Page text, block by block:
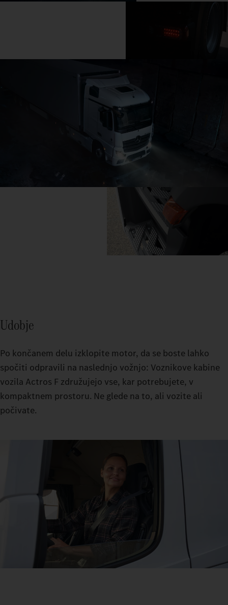
Udobje
Po končanem delu izklopite motor, da se boste lahko
spočiti odpravili na naslednjo vožnjo: Voznikove kabine
vozila Actros F združujejo vse, kar potrebujete, v
kompaktnem prostoru. Ne glede na to, ali vozite ali
počivate.